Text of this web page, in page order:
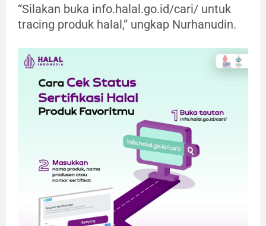
“Silakan buka info.halal.go.id/cari/ untuk
tracing produk halal,” ungkap Nurhanudin.